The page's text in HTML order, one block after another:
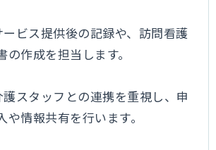
ビス提供後の記録や、訪問看護
作成を担当します。
スタッフとの連携を重視し、申
や情報共有を行います。